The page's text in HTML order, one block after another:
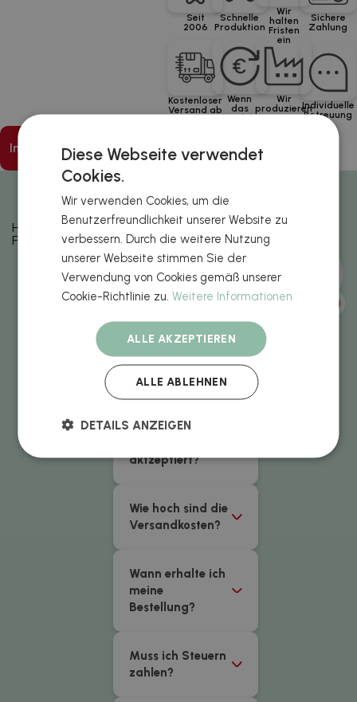
Seit
2006
Schnelle
Produktion
Wir
halten
Fristen
ein
Sichere
Zahlung
Kostenloser
Versand ab
Wenn
das
Produkt
ist,
erhalten
Wir
produzieren
in León,
Individuelle
Betreuung
In den Warenkorb legen
Häufig gestellte
Fragen
Kann ich Muster
bestellen?
einzelnen
Produkte hoch?
Zahlungsarten
aktzeptiert?
Wie hoch sind die
Versandkosten?
Wann erhalte ich
meine
Bestellung?
Muss ich Steuern
zahlen?
Diese Webseite verwendet
Cookies.
Wir verwenden Cookies, um die
Benutzerfreundlichkeit unserer Website zu
verbessern. Durch die weitere Nutzung
unserer Webseite stimmen Sie der
Verwendung von Cookies gemäß unserer
Cookie-Richtlinie zu.Weitere Informationen
ALLE AKZEPTIEREN
ALLE ABLEHNEN
DETAILS ANZEIGEN